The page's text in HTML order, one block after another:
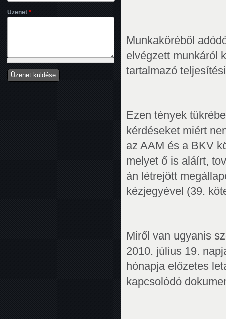
Munkaköréből
elvégzett munkáról
tartalmazó
Ezen tények
kérdéseket miért
az AAM és a BKV
melyet ő is aláírt,
án létrejött
kézjegyével (39.
Miről van ugyanis
2010. július 19.
hónapja előzetes
kapcsolódó
Üzenet *